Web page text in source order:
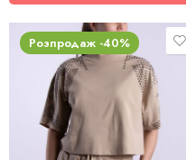
Розпродаж -40%
M